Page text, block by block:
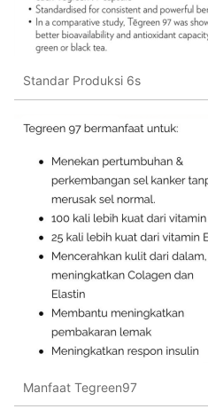
Standar Produksi 6s
Manfaat Tegreen97